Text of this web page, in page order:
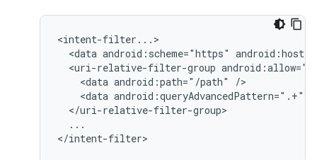
<data android:scheme="https"
<uri-relative-filter-group
<data android:path="/path"
<data android:queryAdvancedPattern=".+"
...
</intent-filter>